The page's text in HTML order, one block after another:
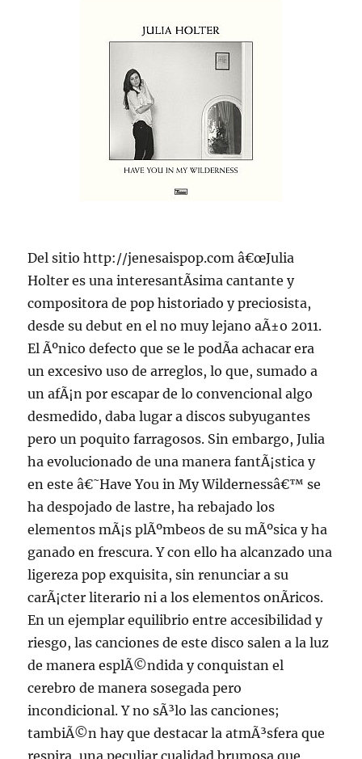
Del sitio http://jenesaispop.com â€œJulia
Holter es una interesantÃ­sima cantante y
compositora de pop historiado y preciosista,
desde su debut en el no muy lejano aÃ±o 2011.
El Ãºnico defecto que se le podÃ­a achacar era
un excesivo uso de arreglos, lo que, sumado a
un afÃ¡n por escapar de lo convencional algo
desmedido, daba lugar a discos subyugantes
pero un poquito farragosos. Sin embargo, Julia
ha evolucionado de una manera fantÃ¡stica y
en este â€˜Have You in My Wildernessâ€™ se
ha despojado de lastre, ha rebajado los
elementos mÃ¡s plÃºmbeos de su mÃºsica y ha
ganado en frescura. Y con ello ha alcanzado una
ligereza pop exquisita, sin renunciar a su
carÃ¡cter literario ni a los elementos onÃ­ricos.
En un ejemplar equilibrio entre accesibilidad y
riesgo, las canciones de este disco salen a la luz
de manera esplÃ©ndida y conquistan el
cerebro de manera sosegada pero
incondicional. Y no sÃ³lo las canciones;
tambiÃ©n hay que destacar la atmÃ³sfera que
respira, una peculiar cualidad brumosa que